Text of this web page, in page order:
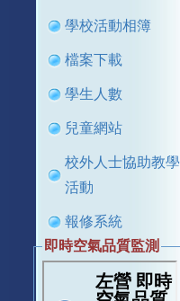
學校活動相簿
檔案下載
學生人數
兒童網站
校外人士協助教學
活動
報修系統
即時空氣品質監測